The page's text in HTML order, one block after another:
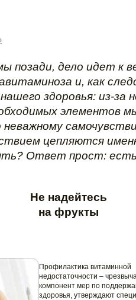
позади, дело идет к
и, как
здоровья: из-за
элементов
неважному
цепляются
Ответ прост:
Не надейтесь
на фрукты
Профилактика витаминной
недостаточности –
компонент мер по
здоровья, утверждают